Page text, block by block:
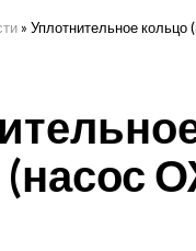
» Уплотнительное
(насос